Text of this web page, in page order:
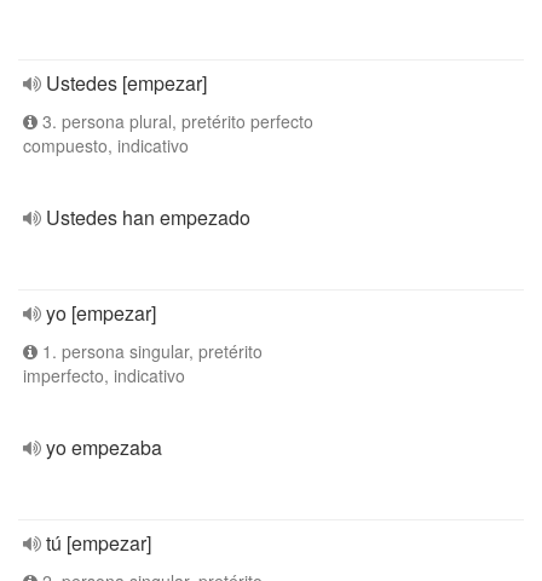
Ustedes [empezar]
3. persona plural, pretérito perfecto
compuesto, indicativo
Ustedes han empezado
yo [empezar]
1. persona singular, pretérito
imperfecto, indicativo
yo empezaba
tú [empezar]